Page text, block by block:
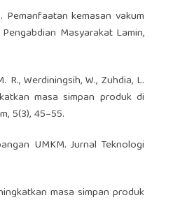
Pemanfaatan kemasan vakum
Masyarakat Lamin,
R., Werdiningsih, W., Zuhdia, L.
masa simpan produk di
5(3), 45–55.
UMKM. Jurnal Teknologi
masa simpan produk